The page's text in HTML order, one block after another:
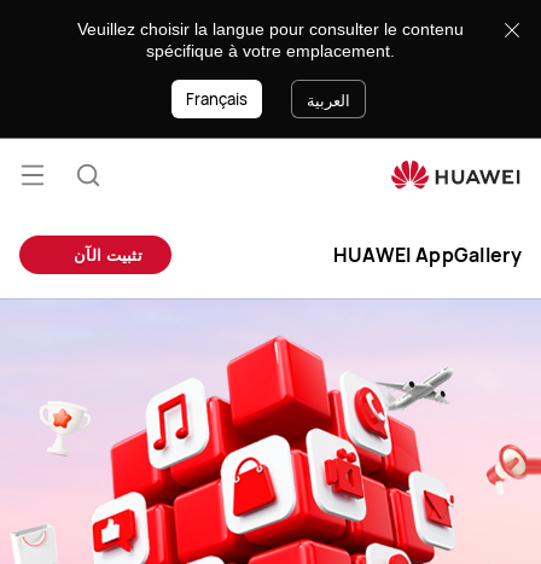
هواوي
Veuillez choisir la langue pour consulter le contenu
spécifique à votre emplacement.
العربية Français
فتح
HUAWEI AppGallery
تثبيت الآن